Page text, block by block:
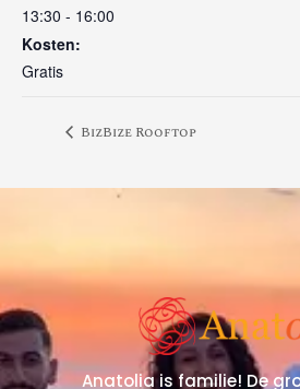
13:30 - 16:00
Kosten:
Gratis
BizBize Rooftop
Anatolia is familie! De